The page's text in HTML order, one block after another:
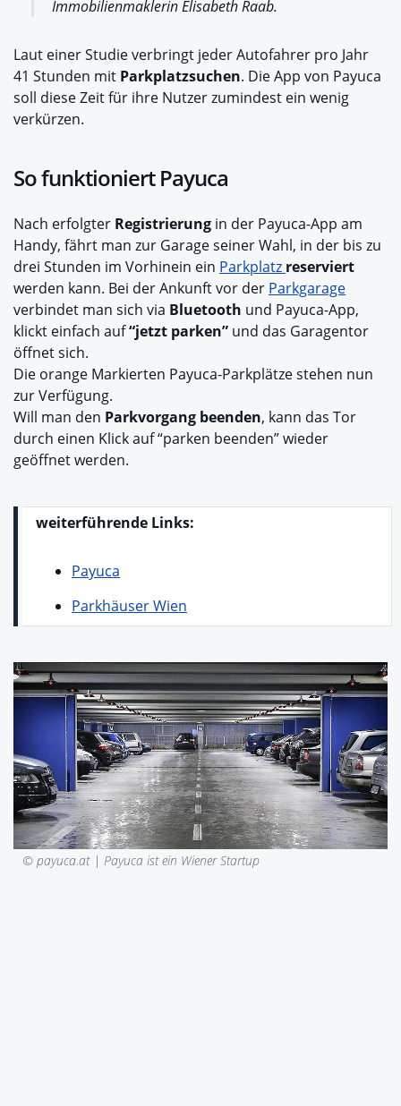
Immobilienmaklerin Elisabeth Raab.
Laut einer Studie verbringt jeder Autofahrer pro Jahr
41 Stunden mit Parkplatzsuchen. Die App von Payuca
soll diese Zeit für ihre Nutzer zumindest ein wenig
verkürzen.
So funktioniert Payuca
Nach erfolgter Registrierung in der Payuca-App am
Handy, fährt man zur Garage seiner Wahl, in der bis zu
drei Stunden im Vorhinein ein Parkplatz reserviert
werden kann. Bei der Ankunft vor der Parkgarage
verbindet man sich via Bluetooth und Payuca-App,
klickt einfach auf“jetzt parken” und das Garagentor
öffnet sich.
Die orange Markierten Payuca-Parkplätze stehen nun
zur Verfügung.
Will man den Parkvorgang beenden, kann das Tor
durch einen Klick auf “parken beenden” wieder
geöffnet werden.
weiterführende Links:
Payuca
Parkhäuser Wien
© payuca.at | Payuca ist ein Wiener Startup